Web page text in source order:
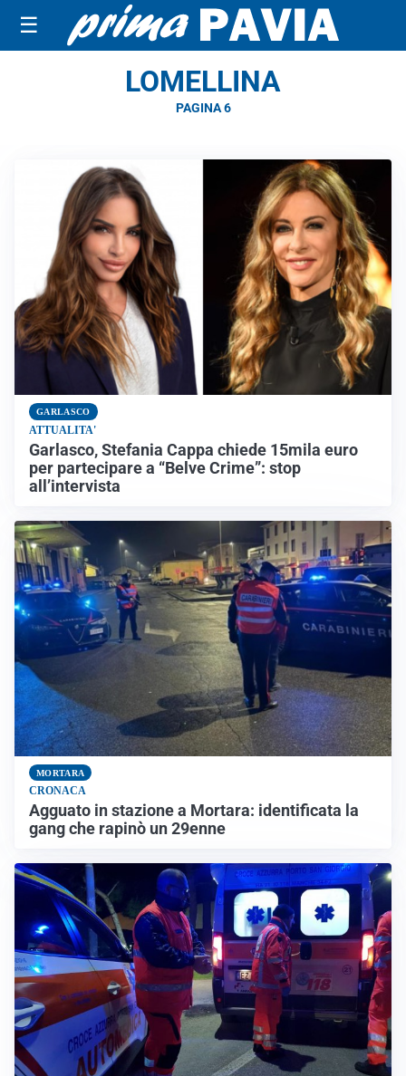
☰
LOMELLINA
PAGINA 6
GARLASCO
ATTUALITA'
Garlasco, Stefania Cappa chiede 15mila euro
per partecipare a “Belve Crime”: stop
all’intervista
MORTARA
CRONACA
Agguato in stazione a Mortara: identificata la
gang che rapinò un 29enne